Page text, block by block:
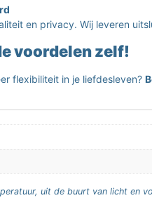
en privacy. Wij leveren
voordelen zelf!
flexibiliteit in je liefdesleven?
uit de buurt van licht en